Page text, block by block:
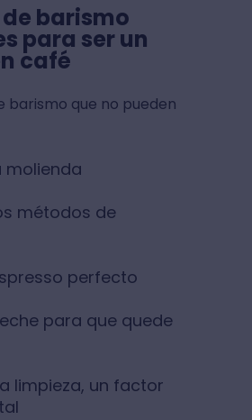
barismo
para ser un
café
barismo que no pueden
molienda
métodos de
perfecto
para que quede
limpieza, un factor